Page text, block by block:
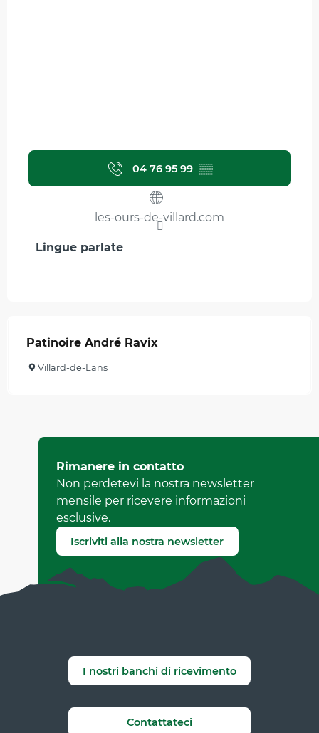
04 76 95 99 ▒▒
les-ours-de-villard.com
Lingue parlate
Lingue parlate
Patinoire André Ravix
Villard-de-Lans
Aggiornato il 22 aprile 2026 A 14:35
da Office Municipal de Tourisme de Villard-de-Lans
(Identificatore dell'offerta :7280664 )
Segnala un errore
Rimanere in contatto
Non perdetevi la nostra newsletter
mensile per ricevere informazioni
esclusive.
Iscriviti alla nostra newsletter
I nostri banchi di ricevimento
Contattateci